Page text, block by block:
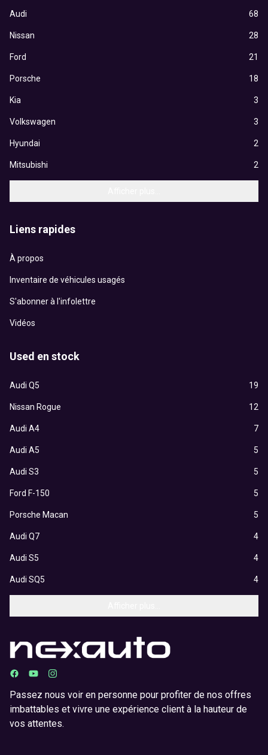
Audi 68
Nissan 28
Ford 21
Porsche 18
Kia 3
Volkswagen 3
Hyundai 2
Mitsubishi 2
Liens rapides
À propos
Inventaire de véhicules usagés
S'abonner à l'infolettre
Vidéos
Used en stock
Audi Q5 19
Nissan Rogue 12
Audi A4 7
Audi A5 5
Audi S3 5
Ford F-150 5
Porsche Macan 5
Audi Q7 4
Audi S5 4
Audi SQ5 4
Passez nous voir en personne pour profiter de nos offres
imbattables et vivre une expérience client à la hauteur de
vos attentes.